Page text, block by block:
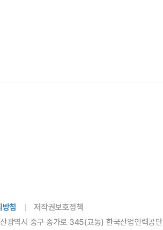
방침
저작권보호정책
광역시 중구 종가로 345(교동) 한국산업인력공단